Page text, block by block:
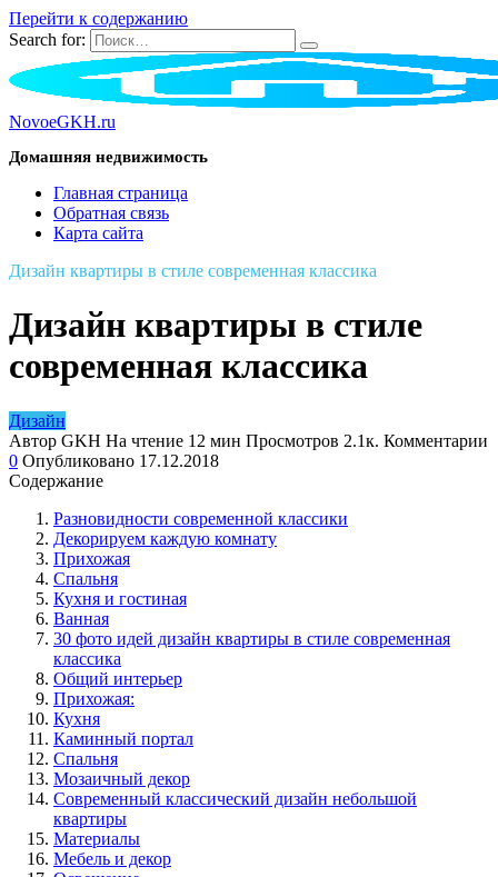
Перейти к содержанию
Search for:
NovoeGKH.ru
Домашняя недвижимость
Главная страница
Обратная связь
Карта сайта
Дизайн квартиры в стиле современная классика
Дизайн квартиры в стиле
современная классика
Дизайн
Автор GKH На чтение 12 мин Просмотров 2.1к. Комментарии
0 Опубликовано 17.12.2018
Содержание
Разновидности современной классики
Декорируем каждую комнату
Прихожая
Спальня
Кухня и гостиная
Ванная
30 фото идей дизайн квартиры в стиле современная
классика
Общий интерьер
Прихожая:
Кухня
Каминный портал
Спальня
Мозаичный декор
Современный классический дизайн небольшой
квартиры
Материалы
Мебель и декор